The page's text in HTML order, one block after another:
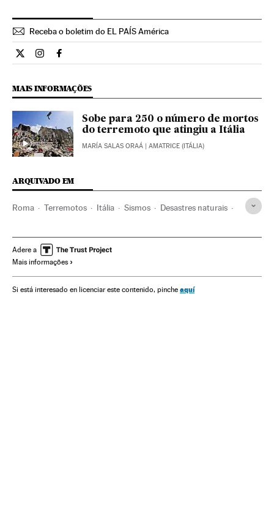
Receba o boletim do EL PAÍS América
Internacional El País Brasil en Twitter
Internacional El País Brasil en Instagram
Internacional El País Brasil en Facebook
MAIS INFORMAÇÕES
Sobe para 250 o número de mortos
do terremoto que atingiu a Itália
MARÍA SALAS ORAÁ | AMATRICE (ITÁLIA)
ARQUIVADO EM
Roma Terremotos Itália Sismos Desastres naturais
Adere a
Mais informações
Si está interesado en licenciar este contenido, pinche aquí